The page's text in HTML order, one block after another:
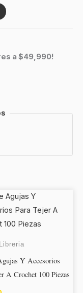
a $49,990!
Y Accesorios
A Crochet 100 Piezas